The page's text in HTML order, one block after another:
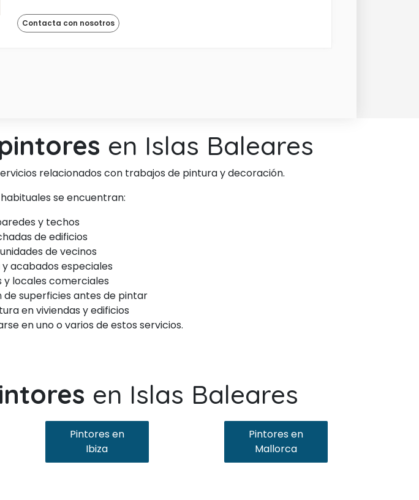
Contacta con nosotros
en Islas Baleares
relacionados con trabajos de pintura y decoración.
se encuentran:
y techos
de edificios
de vecinos
acabados especiales
y locales comerciales
superficies antes de pintar
en viviendas y edificios
en uno o varios de estos servicios.
en Islas Baleares
Pintores en
Ibiza
Pintores en
Mallorca